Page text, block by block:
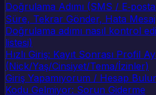
Doğrulama Adımı (SMS /
Süre, Tekrar Gönder, Hata
Doğrulama adımı nasıl kontrol
listesi)
Hızlı Giriş: Kayıt Sonrası Profil
(Nick/Yaş/Cinsiyet/Tema/İzinler)
Giriş Yapamıyorum / Hesap
Kodu Gelmiyor: Sorun Giderme